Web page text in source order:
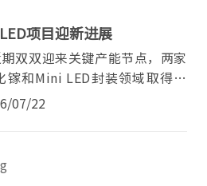
项目迎新进展
双双迎来关键产能节点，两家
镓和Mini LED封装领域取得重
：红黄光砷化镓项目一...
07/22